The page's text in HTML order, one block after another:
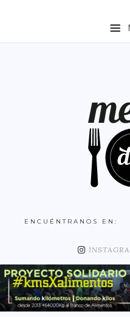
COMUNIDAD DE
DISTRITO ARGANZUELA
DISTRITO CHAMARTÍN
DISTRITO CHAMBERÍ
DISTRITO HORTALEZA
ENCUÉNTRANOS EN: